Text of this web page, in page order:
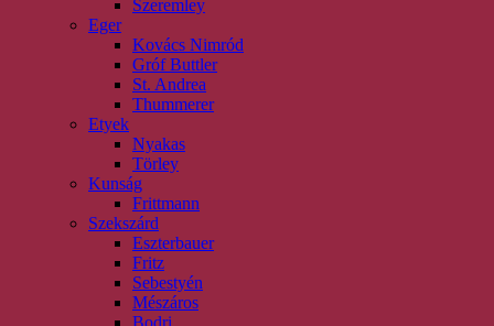
Szeremley
Eger
Kovács Nimród
Gróf Buttler
St. Andrea
Thummerer
Etyek
Nyakas
Törley
Kunság
Frittmann
Szekszárd
Eszterbauer
Fritz
Sebestyén
Mészáros